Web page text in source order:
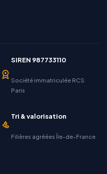
SIREN 987733110
Société immatriculée RCS
Paris
Tri & valorisation
Filières agréées Île-de-France